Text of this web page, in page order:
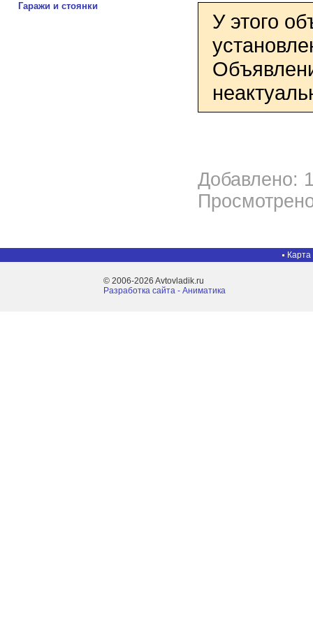
Гаражи и стоянки
У этого
Добавлено:
Карта
© 2006-2026 Avtovladik.ru
Разработка сайта - Aниматика